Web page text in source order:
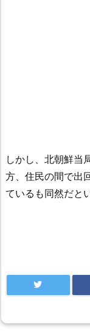
しかし、北朝鮮当
方、住民の間で出
ているも同然だと